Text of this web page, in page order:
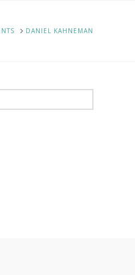
DANIEL KAHNEMAN